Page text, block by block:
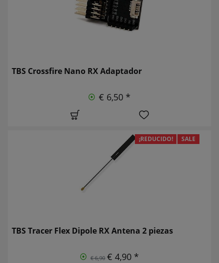
TBS Crossfire Nano RX Adaptador
€ 6,50 *
¡REDUCIDO! SALE
TBS Tracer Flex Dipole RX Antena 2 piezas
€ 6,90 € 4,90 *